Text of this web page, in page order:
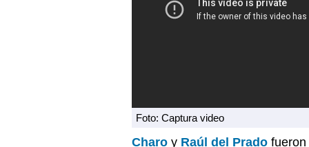
Foto: Captura video
Charo y Raúl del Prado